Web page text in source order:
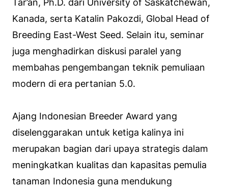
Kanada, serta Katalin Pakozdi, Global Head of
Breeding East-West Seed. Selain itu, seminar
juga menghadirkan diskusi paralel yang
membahas pengembangan teknik pemuliaan
modern di era pertanian 5.0.
Ajang Indonesian Breeder Award yang
diselenggarakan untuk ketiga kalinya ini
merupakan bagian dari upaya strategis dalam
meningkatkan kualitas dan kapasitas pemulia
tanaman Indonesia guna mendukung